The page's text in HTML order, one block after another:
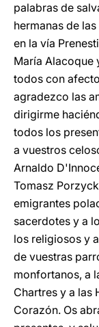
palabras de
hermanas de
en la vía
María Alacoque
todos con
agradezco las
dirigirme
todos los
a vuestros
Arnaldo
Tomasz
emigrantes
sacerdotes y a
los religiosos y
de vuestras
monfortanos, a
Chartres y a las
Corazón. Os